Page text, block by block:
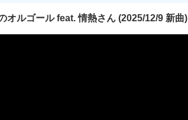
オルゴール feat. 情熱さん (2025/12/9 新曲)